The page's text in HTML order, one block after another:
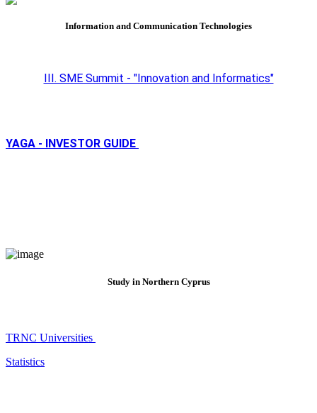
Information and Communication Technologies
III. SME Summit - "Innovation and Informatics"
YAGA - INVESTOR GUIDE
Study in Northern Cyprus
TRNC Universities
Statistics